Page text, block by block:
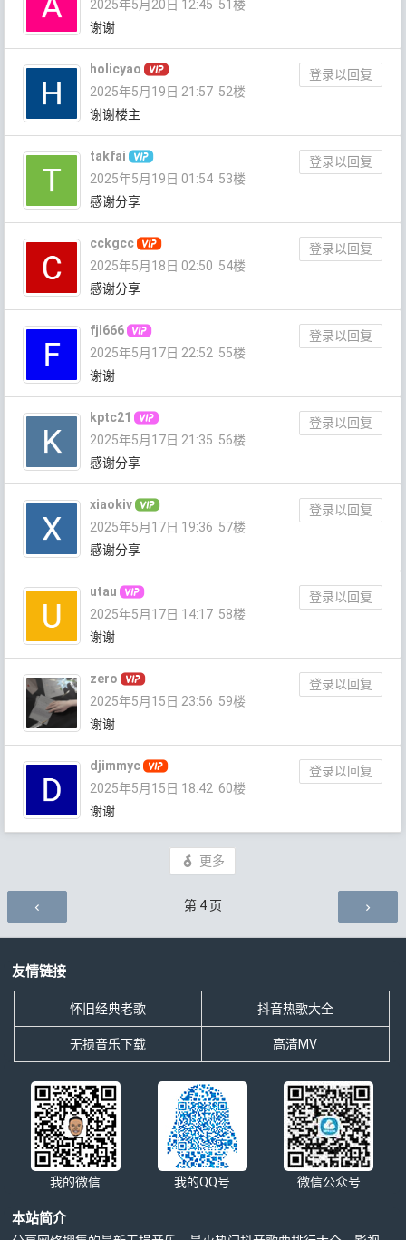
2025年5月20日 12:45 51楼
谢谢
holicyao
登录以回复
2025年5月19日 21:57 52楼
谢谢楼主
takfai
登录以回复
2025年5月19日 01:54 53楼
感谢分享
cckgcc
登录以回复
2025年5月18日 02:50 54楼
感谢分享
fjl666
登录以回复
2025年5月17日 22:52 55楼
谢谢
kptc21
登录以回复
2025年5月17日 21:35 56楼
感谢分享
xiaokiv
登录以回复
2025年5月17日 19:36 57楼
感谢分享
utau
登录以回复
2025年5月17日 14:17 58楼
谢谢
zero
登录以回复
2025年5月15日 23:56 59楼
谢谢
djimmyc
登录以回复
2025年5月15日 18:42 60楼
谢谢
更多
评论导航 第 4页
友情链接
怀旧经典老歌 抖音热歌大全
无损音乐下载 高清MV
我的微信 我的QQ号 微信公众号
本站简介